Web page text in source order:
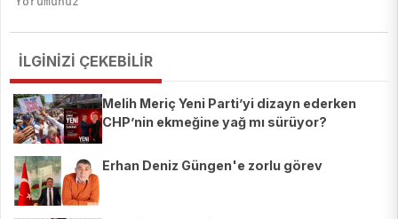
İLGİNİZİ ÇEKEBİLİR
Melih Meriç Yeni Parti’yi dizayn ederken
CHP’nin ekmeğine yağ mı sürüyor?
Erhan Deniz Güngen'e zorlu görev